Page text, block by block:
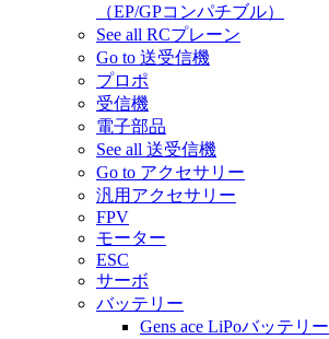
（EP/GPコンパチブル）
See all RCプレーン
Go to 送受信機
プロポ
受信機
電子部品
See all 送受信機
Go to アクセサリー
汎用アクセサリー
FPV
モーター
ESC
サーボ
バッテリー
Gens ace LiPoバッテリー